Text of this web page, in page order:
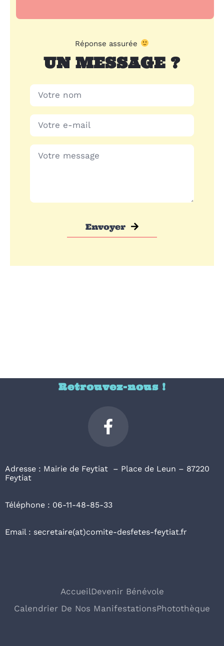
Réponse assurée
UN MESSAGE ?
Envoyer
Retrouvez-nous !
Adresse : Mairie de Feytiat – Place de Leun – 87220
Feytiat
Téléphone : 06-11-48-85-33
Email : secretaire(at)comite-desfetes-feytiat.fr
AccueilDevenir Bénévole
Calendrier De Nos ManifestationsPhotothèque